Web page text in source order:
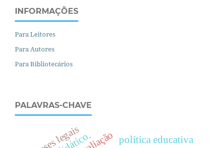
INFORMAÇÕES
Para Leitores
Para Autores
Para Bibliotecários
PALAVRAS-CHAVE
política educativa
bases legais